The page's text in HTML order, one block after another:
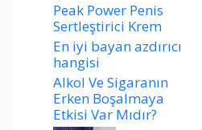
Peak Power Penis
Sertleştirici Krem
En iyi bayan azdırıcı
hangisi
Alkol Ve Sigaranın
Erken Boşalmaya
Etkisi Var Mıdır?